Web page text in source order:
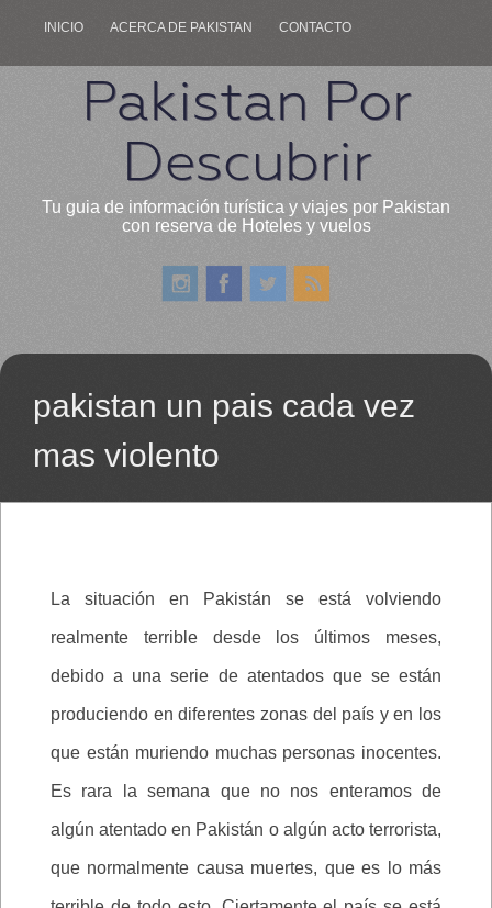
INICIO ACERCA DE PAKISTAN CONTACTO
Pakistan Por
Descubrir
Tu guia de información turística y viajes por Pakistan
con reserva de Hoteles y vuelos
pakistan un pais cada vez
mas violento
La situación en Pakistán se está volviendo
realmente terrible desde los últimos meses,
debido a una serie de atentados que se están
produciendo en diferentes zonas del país y en los
que están muriendo muchas personas inocentes.
Es rara la semana que no nos enteramos de
algún atentado en Pakistán o algún acto terrorista,
que normalmente causa muertes, que es lo más